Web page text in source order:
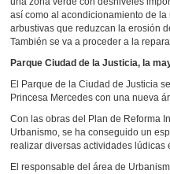
así como al acondicionamiento de
arbustivas que reduzcan la erosión
También se va a proceder a la
Parque Ciudad de la Justicia, la
El Parque de la Ciudad de Justicia
Princesa Mercedes con una nueva
Con las obras del Plan de Reforma
Urbanismo, se ha conseguido un
realizar diversas actividades lúdicas
El responsable del área de